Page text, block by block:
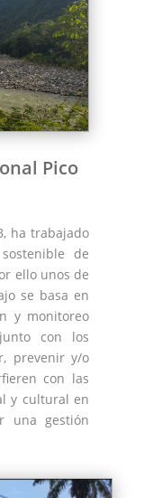
Pico
ha trabajado
de
ello unos de
se basa en
y monitoreo
con los
prevenir y/o
con las
y cultural en
una gestión